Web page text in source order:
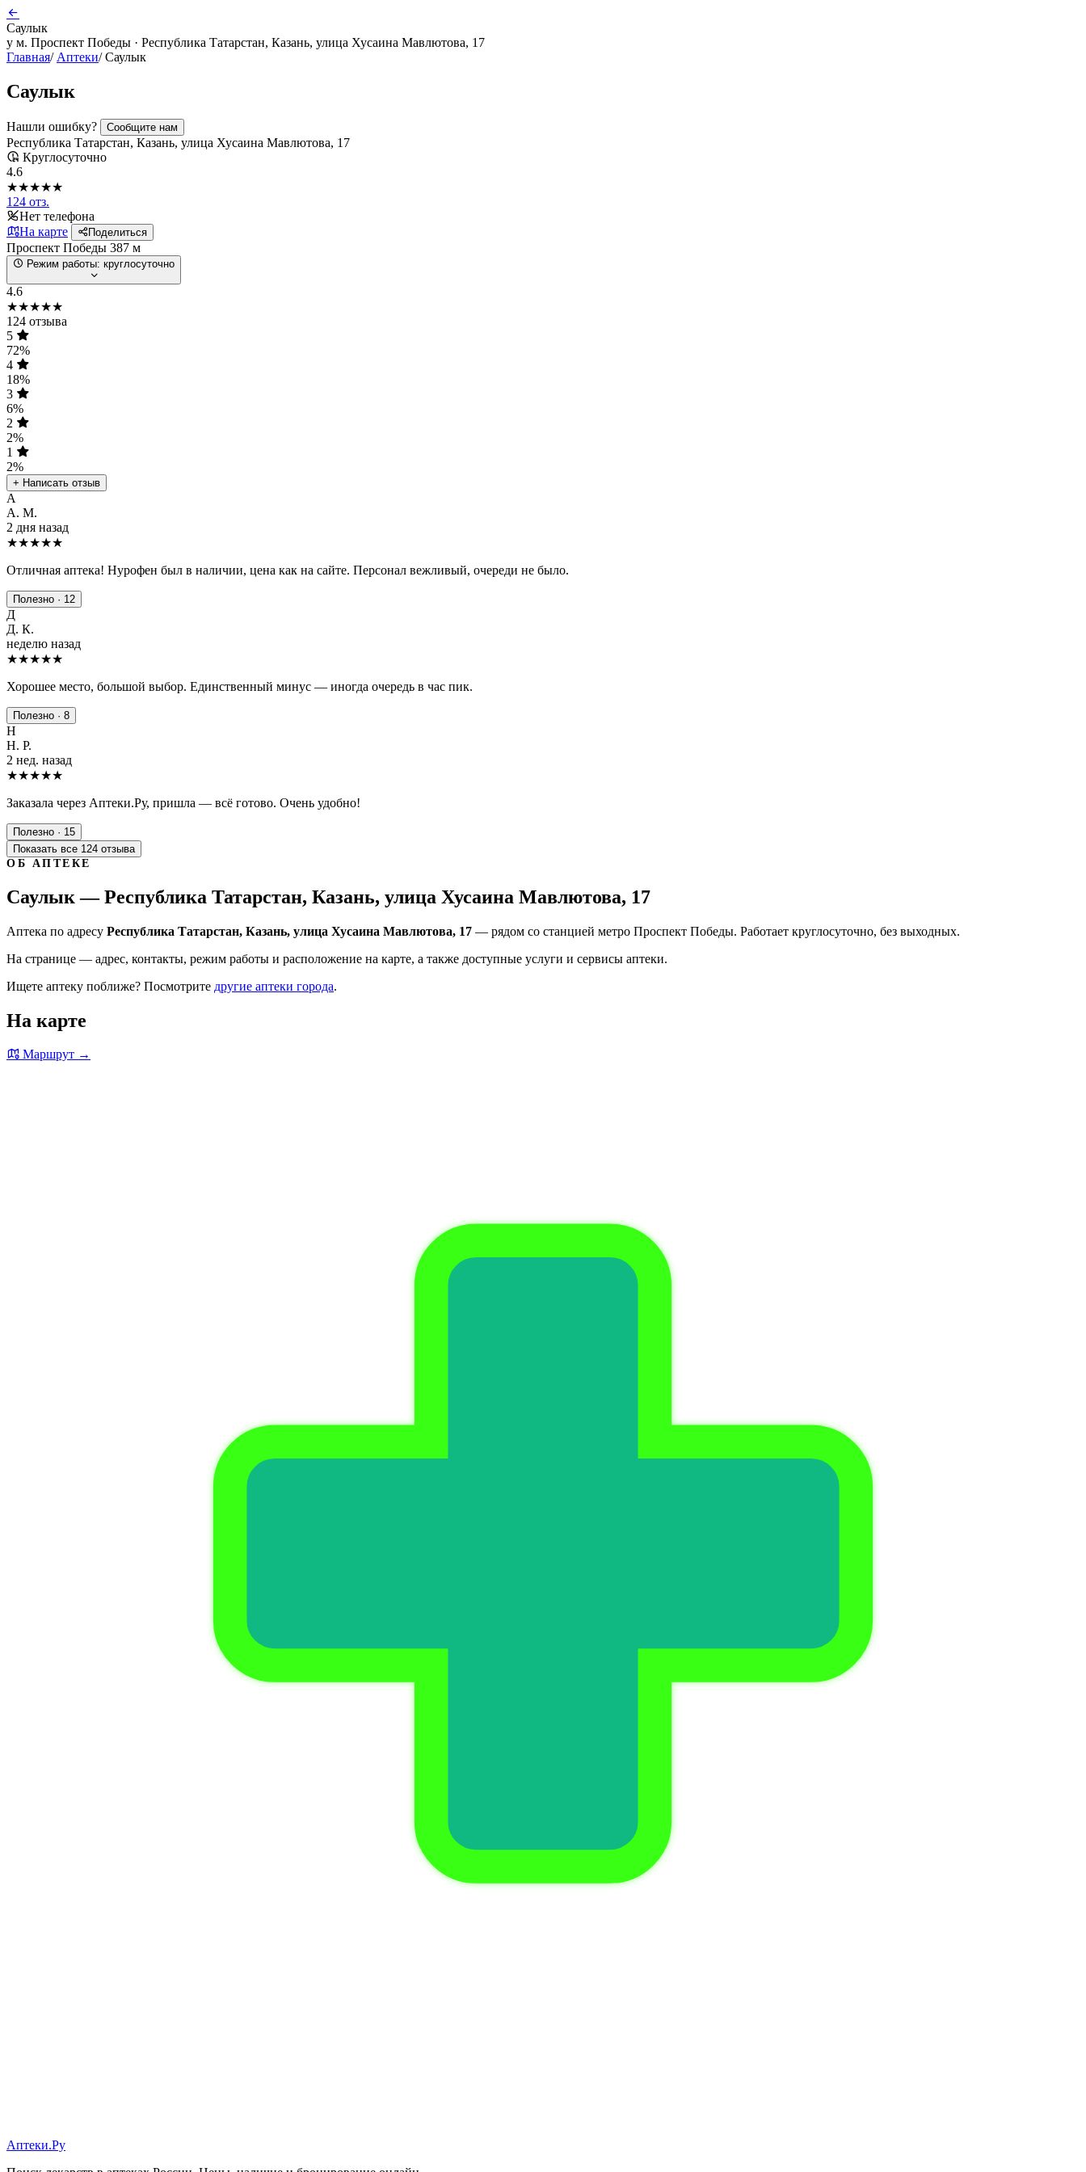
Саулык
у м. Проспект Победы · Республика Татарстан, Казань, улица Хусаина Мавлютова, 17
Главная/ Аптеки/ Саулык
Саулык
Нашли ошибку? Сообщите нам
Республика Татарстан, Казань, улица Хусаина Мавлютова, 17
Круглосуточно
4.6
★★★★★
124 отз.
Нет телефона
На карте
Поделиться
Проспект Победы 387 м
Режим работы: круглосуточно
4.6
★★★★★
124 отзыва
5
72%
4
18%
3
6%
2
2%
1
2%
+ Написать отзыв
А
А. М.
2 дня назад
★★★★★
Отличная аптека! Нурофен был в наличии, цена как на сайте. Персонал вежливый, очереди не было.
Полезно · 12
Д
Д. К.
неделю назад
★★★★★
Хорошее место, большой выбор. Единственный минус — иногда очередь в час пик.
Полезно · 8
Н
Н. Р.
2 нед. назад
★★★★★
Заказала через Аптеки.Ру, пришла — всё готово. Очень удобно!
Полезно · 15
Показать все 124 отзыва
ОБ АПТЕКЕ
Саулык — Республика Татарстан, Казань, улица Хусаина Мавлютова, 17
Аптека по адресу Республика Татарстан, Казань, улица Хусаина Мавлютова, 17 — рядом со станцией метро Проспект Победы. Работает круглосуточно, без выходных.
На странице — адрес, контакты, режим работы и расположение на карте, а также доступные услуги и сервисы аптеки.
Ищете аптеку поближе? Посмотрите другие аптеки города.
На карте
Маршрут →
Аптеки.Ру